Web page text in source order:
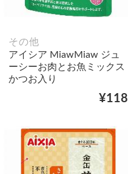
その他
アイシア MiawMiaw ジュ
ーシーお肉とお魚ミックス
かつお入り
¥118